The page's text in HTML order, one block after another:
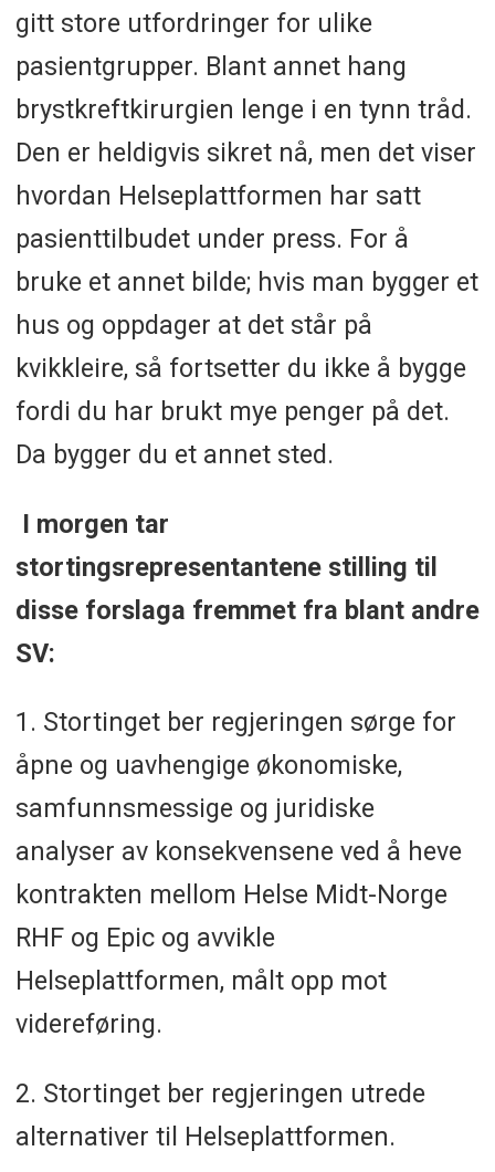
gitt store utfordringer for ulike
pasientgrupper. Blant annet hang
brystkreftkirurgien lenge i en tynn tråd.
Den er heldigvis sikret nå, men det viser
hvordan Helseplattformen har satt
pasienttilbudet under press. For å
bruke et annet bilde; hvis man bygger et
hus og oppdager at det står på
kvikkleire, så fortsetter du ikke å bygge
fordi du har brukt mye penger på det.
Da bygger du et annet sted.
I morgen tar
stortingsrepresentantene stilling til
disse forslaga fremmet fra blant andre
SV:
1. Stortinget ber regjeringen sørge for
åpne og uavhengige økonomiske,
samfunnsmessige og juridiske
analyser av konsekvensene ved å heve
kontrakten mellom Helse Midt-Norge
RHF og Epic og avvikle
Helseplattformen, målt opp mot
videreføring.
2. Stortinget ber regjeringen utrede
alternativer til Helseplattformen.